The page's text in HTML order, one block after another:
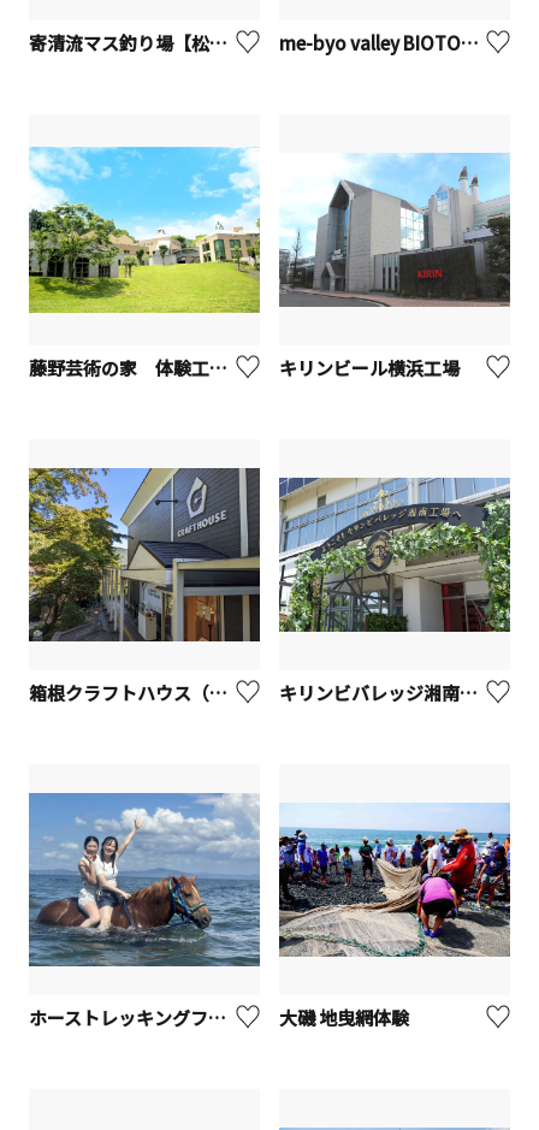
寄清流マス釣り場【松田町】 me-byo valley BIOTOPIA（ビオトピア）【大井町】
藤野芸術の家 体験工房【相模原市】 キリンビール横浜工場
箱根クラフトハウス（箱根強羅公園内）【箱根町】 キリンビバレッジ湘南工場（午後の紅茶ツアー）【寒川町】
ホーストレッキングファーム三浦海岸 大磯 地曳網体験